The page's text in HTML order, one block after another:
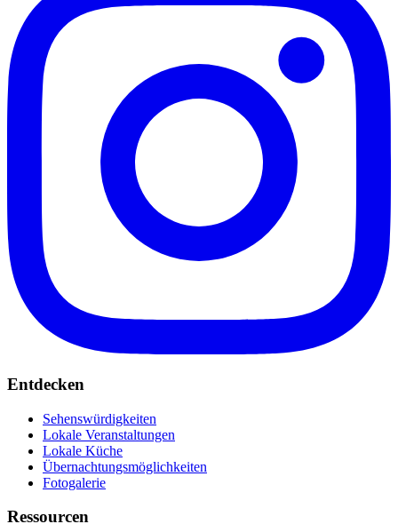
Entdecken
Sehenswürdigkeiten
Lokale Veranstaltungen
Lokale Küche
Übernachtungsmöglichkeiten
Fotogalerie
Ressourcen